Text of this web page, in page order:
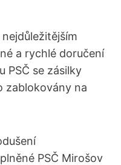
a rychlé doručení
PSČ se zásilky
zablokovány na
PSČ Mirošov